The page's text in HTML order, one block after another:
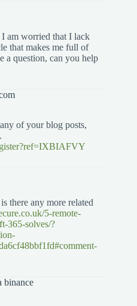
am worried that I lack
that makes me full of
a question, can you help
of your blog posts,
there any more related
5-remote-
365-solves/?
binance